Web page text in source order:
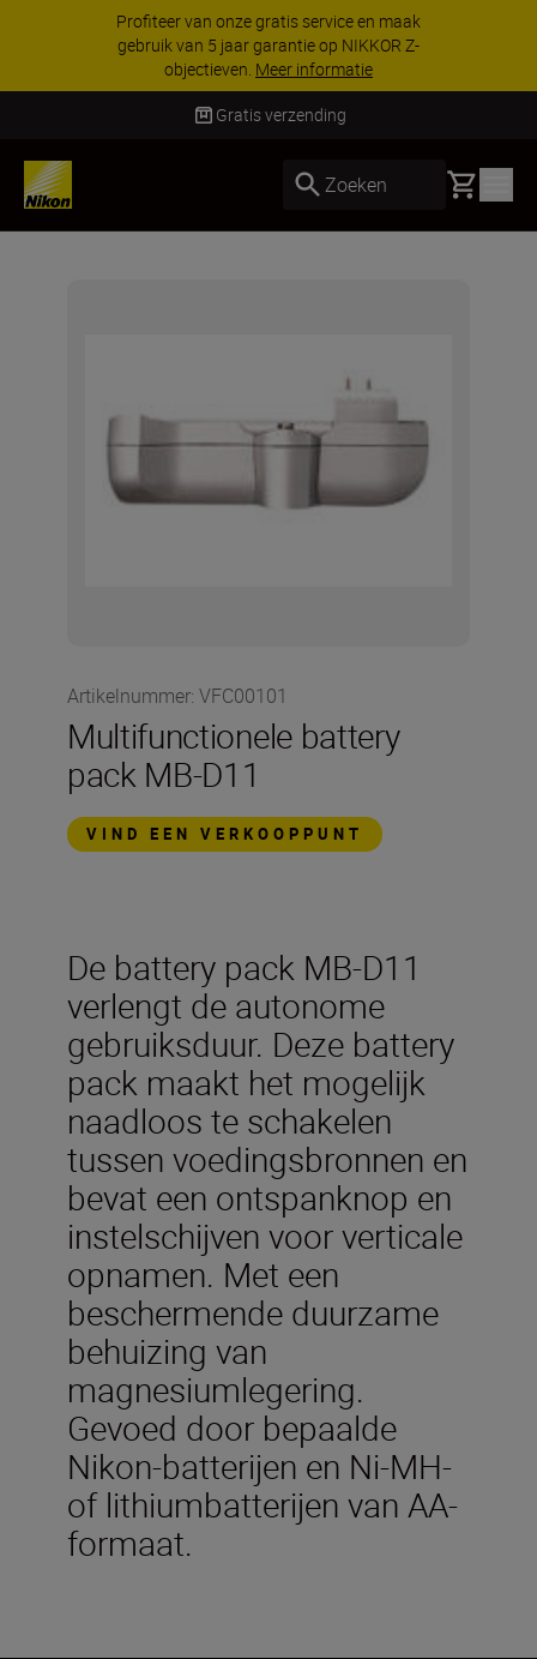
Profiteer van onze gratis service en maak
gebruik van 5 jaar garantie op NIKKOR Z-
objectieven. Meer informatie
Gratis verzending
Zoeken Basket
Artikelnummer: VFC00101
Multifunctionele battery
pack MB-D11
VIND EEN VERKOOPPUNT
De battery pack MB-D11
verlengt de autonome
gebruiksduur. Deze battery
pack maakt het mogelijk
naadloos te schakelen
tussen voedingsbronnen en
bevat een ontspanknop en
instelschijven voor verticale
opnamen. Met een
beschermende duurzame
behuizing van
magnesiumlegering.
Gevoed door bepaalde
Nikon-batterijen en Ni-MH-
of lithiumbatterijen van AA-
formaat.